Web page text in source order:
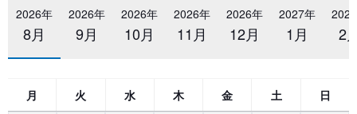
2026年
8月
2026年
9月
2026年
10月
2026年
11月
2026年
12月
2027年
1月 2
月 火 水 木 金 土 日